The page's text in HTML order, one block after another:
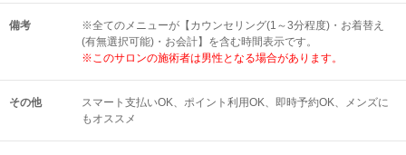
備考
※全てのメニューが【カウンセリング(1～3分程度)・お着替え
(有無選択可能)・お会計】を含む時間表示です。
※このサロンの施術者は男性となる場合があります。
その他 スマート支払いOK ポイント利用OK 即時予約OK
メンズに
もオススメ